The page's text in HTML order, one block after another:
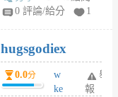
m
6
個
月
前
0 評論/給分
1
hugsgodiex
0.0分
w
ke
舉
報